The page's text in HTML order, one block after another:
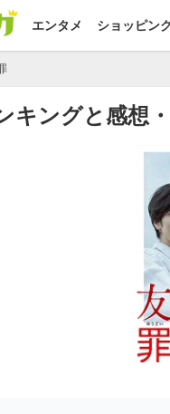
エンタメ ショッピン
キングと感想